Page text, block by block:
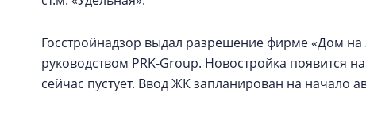
Госстройнадзор выдал разрешение фирме «Дом
руководством PRK-Group. Новостройка появится
сейчас пустует. Ввод ЖК запланирован на начало